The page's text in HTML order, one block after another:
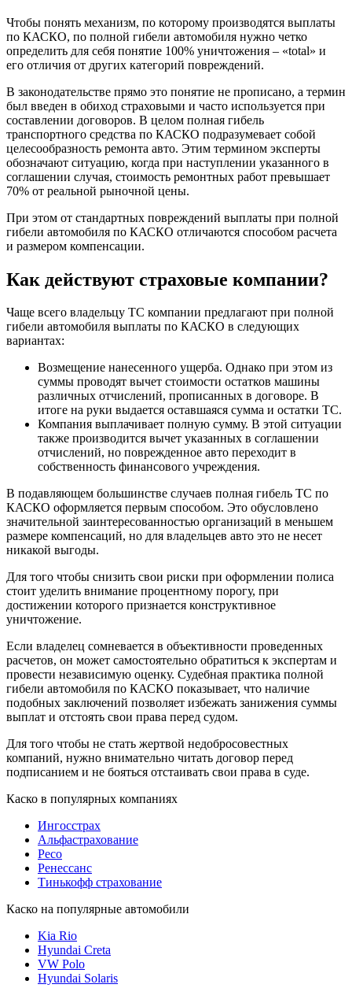
Чтобы понять механизм, по которому производятся выплаты
по КАСКО, по полной гибели автомобиля нужно четко
определить для себя понятие 100% уничтожения – «total» и
его отличия от других категорий повреждений.
В законодательстве прямо это понятие не прописано, а термин
был введен в обиход страховыми и часто используется при
составлении договоров. В целом полная гибель
транспортного средства по КАСКО подразумевает собой
целесообразность ремонта авто. Этим термином эксперты
обозначают ситуацию, когда при наступлении указанного в
соглашении случая, стоимость ремонтных работ превышает
70% от реальной рыночной цены.
При этом от стандартных повреждений выплаты при полной
гибели автомобиля по КАСКО отличаются способом расчета
и размером компенсации.
Как действуют страховые компании?
Чаще всего владельцу ТС компании предлагают при полной
гибели автомобиля выплаты по КАСКО в следующих
вариантах:
Возмещение нанесенного ущерба. Однако при этом из
суммы проводят вычет стоимости остатков машины
различных отчислений, прописанных в договоре. В
итоге на руки выдается оставшаяся сумма и остатки ТС.
Компания выплачивает полную сумму. В этой ситуации
также производится вычет указанных в соглашении
отчислений, но поврежденное авто переходит в
собственность финансового учреждения.
В подавляющем большинстве случаев полная гибель ТС по
КАСКО оформляется первым способом. Это обусловлено
значительной заинтересованностью организаций в меньшем
размере компенсаций, но для владельцев авто это не несет
никакой выгоды.
Для того чтобы снизить свои риски при оформлении полиса
стоит уделить внимание процентному порогу, при
достижении которого признается конструктивное
уничтожение.
Если владелец сомневается в объективности проведенных
расчетов, он может самостоятельно обратиться к экспертам и
провести независимую оценку. Судебная практика полной
гибели автомобиля по КАСКО показывает, что наличие
подобных заключений позволяет избежать занижения суммы
выплат и отстоять свои права перед судом.
Для того чтобы не стать жертвой недобросовестных
компаний, нужно внимательно читать договор перед
подписанием и не бояться отстаивать свои права в суде.
Каско в популярных компаниях
Ингосстрах
Альфастрахование
Ресо
Ренессанс
Тинькофф страхование
Каско на популярные автомобили
Kia Rio
Hyundai Creta
VW Polo
Hyundai Solaris